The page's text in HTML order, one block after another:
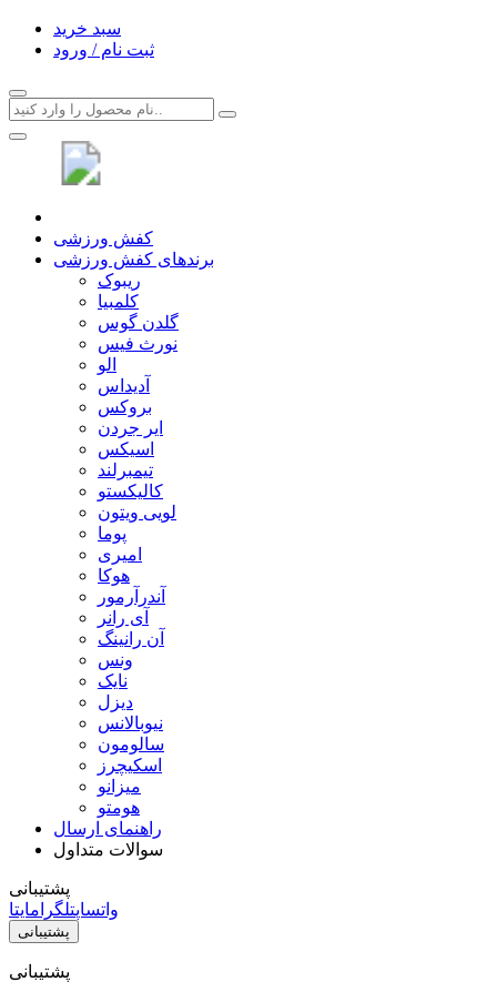
سبد خرید
ثبت نام / ورود
کفش ورزشی
برندهای کفش ورزشی
ریبوک
کلمبیا
گلدن گوس
نورث فیس
الو
آدیداس
بروکس
ایر جردن
اسیکس
تیمبرلند
کالیکستو
لویی ویتون
پوما
امیری
هوکا
آندرآرمور
آی رانر
آن رانینگ
ونس
نایک
دیزل
نیوبالانس
سالومون
اسکیچرز
میزانو
هومتو
راهنمای ارسال
سوالات متداول
پشتیبانی
واتساپتلگرامایتا
پشتیبانی
پشتیبانی